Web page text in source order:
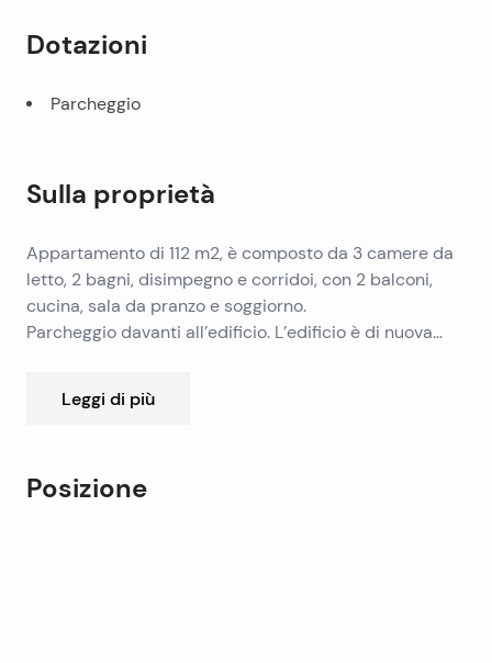
Dotazioni
Parcheggio
Sulla proprietà
Appartamento di 112 m2, è composto da 3 camere da
letto, 2 bagni, disimpegno e corridoi, con 2 balconi,
cucina, sala da pranzo e soggiorno.
Parcheggio davanti all’edificio. L’edificio è di nuova
Leggi di più
Posizione